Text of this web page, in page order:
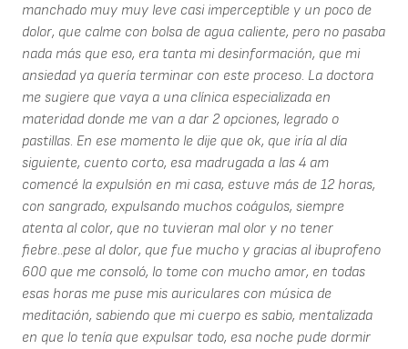
manchado muy muy leve casi imperceptible y un poco de
dolor, que calme con bolsa de agua caliente, pero no pasaba
nada más que eso, era tanta mi desinformación, que mi
ansiedad ya quería terminar con este proceso. La doctora
me sugiere que vaya a una clínica especializada en
materidad donde me van a dar 2 opciones, legrado o
pastillas. En ese momento le dije que ok, que iría al día
siguiente, cuento corto, esa madrugada a las 4 am
comencé la expulsión en mi casa, estuve más de 12 horas,
con sangrado, expulsando muchos coágulos, siempre
atenta al color, que no tuvieran mal olor y no tener
fiebre..pese al dolor, que fue mucho y gracias al ibuprofeno
600 que me consoló, lo tome con mucho amor, en todas
esas horas me puse mis auriculares con música de
meditación, sabiendo que mi cuerpo es sabio, mentalizada
en que lo tenía que expulsar todo, esa noche pude dormir